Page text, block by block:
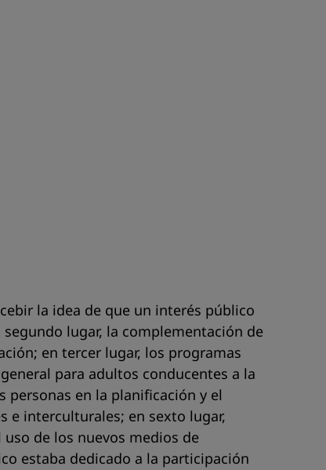
la idea de que un interés público
lugar, la complementación de
en tercer lugar, los programas
para adultos conducentes a la
personas en la planificación y el
e interculturales; en sexto lugar,
de los nuevos medios de
estaba dedicado a la participación